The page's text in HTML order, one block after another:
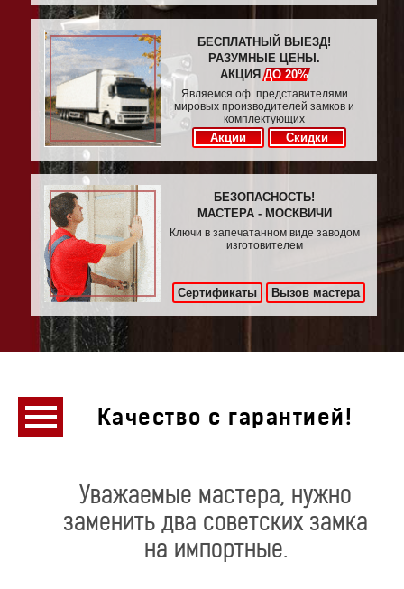
БЕСПЛАТНЫЙ ВЫЕЗД!
РАЗУМНЫЕ ЦЕНЫ.
АКЦИЯДО 20%
Являемся оф. представителями
мировых производителей замков и
комплектующих
Акции Скидки
БЕЗОПАСНОСТЬ!
МАСТЕРА - МОСКВИЧИ
Ключи в запечатанном виде заводом
изготовителем
Сертификаты Вызов мастера
Качество с гарантией!
Уважаемые мастера, нужно
заменить два советских замка
на импортные.